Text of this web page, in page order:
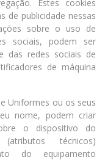
Estes cookies
de publicidade nessas
sobre o uso de
sociais, podem ser
das redes sociais de
de máquina
Uniformes ou os seus
nome, podem criar
o dispositivo do
técnicos)
do equipamento